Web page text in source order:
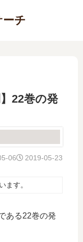
ーチ
22巻の発
2019-05-23
06
ます。
ある22巻の発